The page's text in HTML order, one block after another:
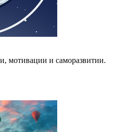
мотивации и саморазвитии.